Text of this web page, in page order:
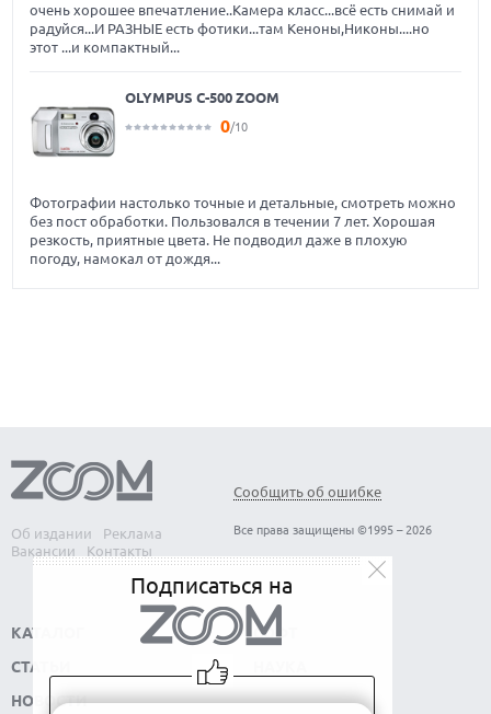
очень хорошее впечатление..Камера класс...всё есть снимай и
радуйся...И РАЗНЫЕ есть фотики...там Кеноны,Никоны....но
этот ...и компактный...
OLYMPUS C-500 ZOOM
0/10
Фотографии настолько точные и детальные, смотреть можно
без пост обработки. Пользовался в течении 7 лет. Хорошая
резкость, приятные цвета. Не подводил даже в плохую
погоду, намокал от дождя...
Об издании
Реклама
Вакансии
Контакты
Сообщить об ошибке
Все права защищены ©1995 – 2026
КАТАЛОГ
СТАТЬИ
НОВОСТИ
СОФТ
Подписаться на